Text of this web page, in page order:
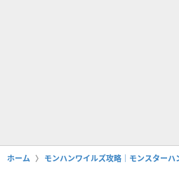
ホーム モンハンワイルズ攻略｜モンスターハ